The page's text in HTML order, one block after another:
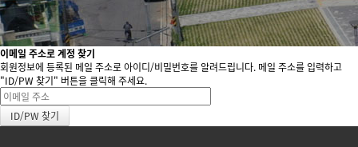
이메일 주소로 계정 찾기
회원정보에 등록된 메일 주소로 아이디/비밀번호를 알려드립니다. 메일 주소를 입력하고
"ID/PW 찾기" 버튼을 클릭해 주세요.